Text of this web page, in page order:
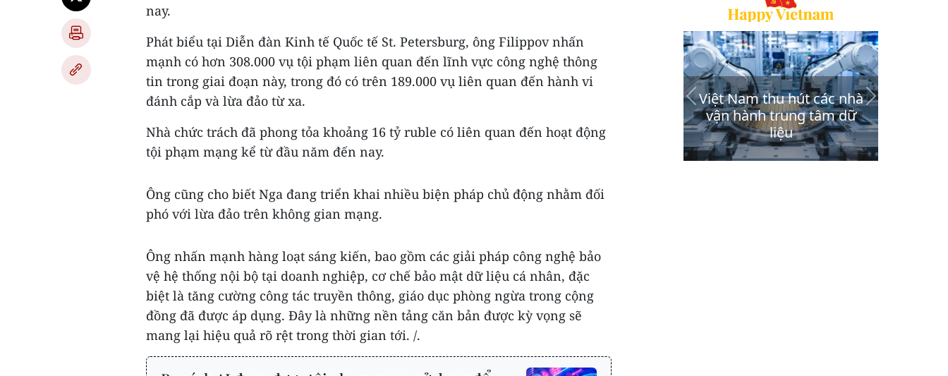
nay.
Phát biểu tại Diễn đàn Kinh tế Quốc tế St. Petersburg, ông Filippov nhấn
mạnh có hơn 308.000 vụ tội phạm liên quan đến lĩnh vực công nghệ thông
tin trong giai đoạn này, trong đó có trên 189.000 vụ liên quan đến hành vi
đánh cắp và lừa đảo từ xa.
Nhà chức trách đã phong tỏa khoảng 16 tỷ ruble có liên quan đến hoạt động
tội phạm mạng kể từ đầu năm đến nay.
Ông cũng cho biết Nga đang triển khai nhiều biện pháp chủ động nhằm đối
phó với lừa đảo trên không gian mạng.
Ông nhấn mạnh hàng loạt sáng kiến, bao gồm các giải pháp công nghệ bảo
vệ hệ thống nội bộ tại doanh nghiệp, cơ chế bảo mật dữ liệu cá nhân, đặc
biệt là tăng cường công tác truyền thông, giáo dục phòng ngừa trong cộng
đồng đã được áp dụng. Đây là những nền tảng căn bản được kỳ vọng sẽ
mang lại hiệu quả rõ rệt trong thời gian tới. /.